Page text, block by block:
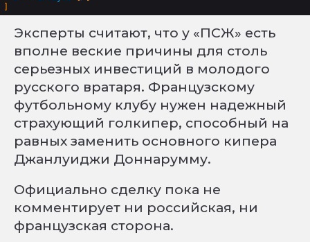
Эксперты считают, что у «ПСЖ» есть
вполне веские причины для столь
серьезных инвестиций в молодого
русского вратаря. Французскому
футбольному клубу нужен надежный
страхующий голкипер, способный на
равных заменить основного кипера
Джанлуиджи Доннарумму.
Официально сделку пока не
комментирует ни российская, ни
французская сторона.